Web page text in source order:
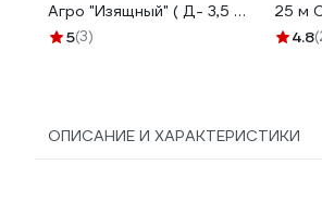
Агро "Изящный" ( Д- 3,5 м,
В- 0,52 м ) (5 секций)
5(3)
25 м
4.8
ОПИСАНИЕ И ХАРАКТЕРИСТИКИ